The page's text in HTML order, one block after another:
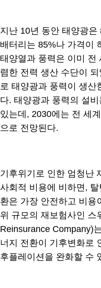
지난 10년 동안 태양광
배터리는 85%나 가격이
태양열과 풍력은 이미 전
렴한 전력 생산 수단이
로 태양광과 풍력이 생산
다. 태양광과 풍력의 설
있는데, 2030에는 전 세
으로 전망된다.
기후위기로 인한 엄청난
사회적 비용에 비하면,
환은 가장 안전하고 비용
위 규모의 재보험사인 스
Reinsurance Company)
너지 전환이 기후변화로
후플레이션을 완화할 수